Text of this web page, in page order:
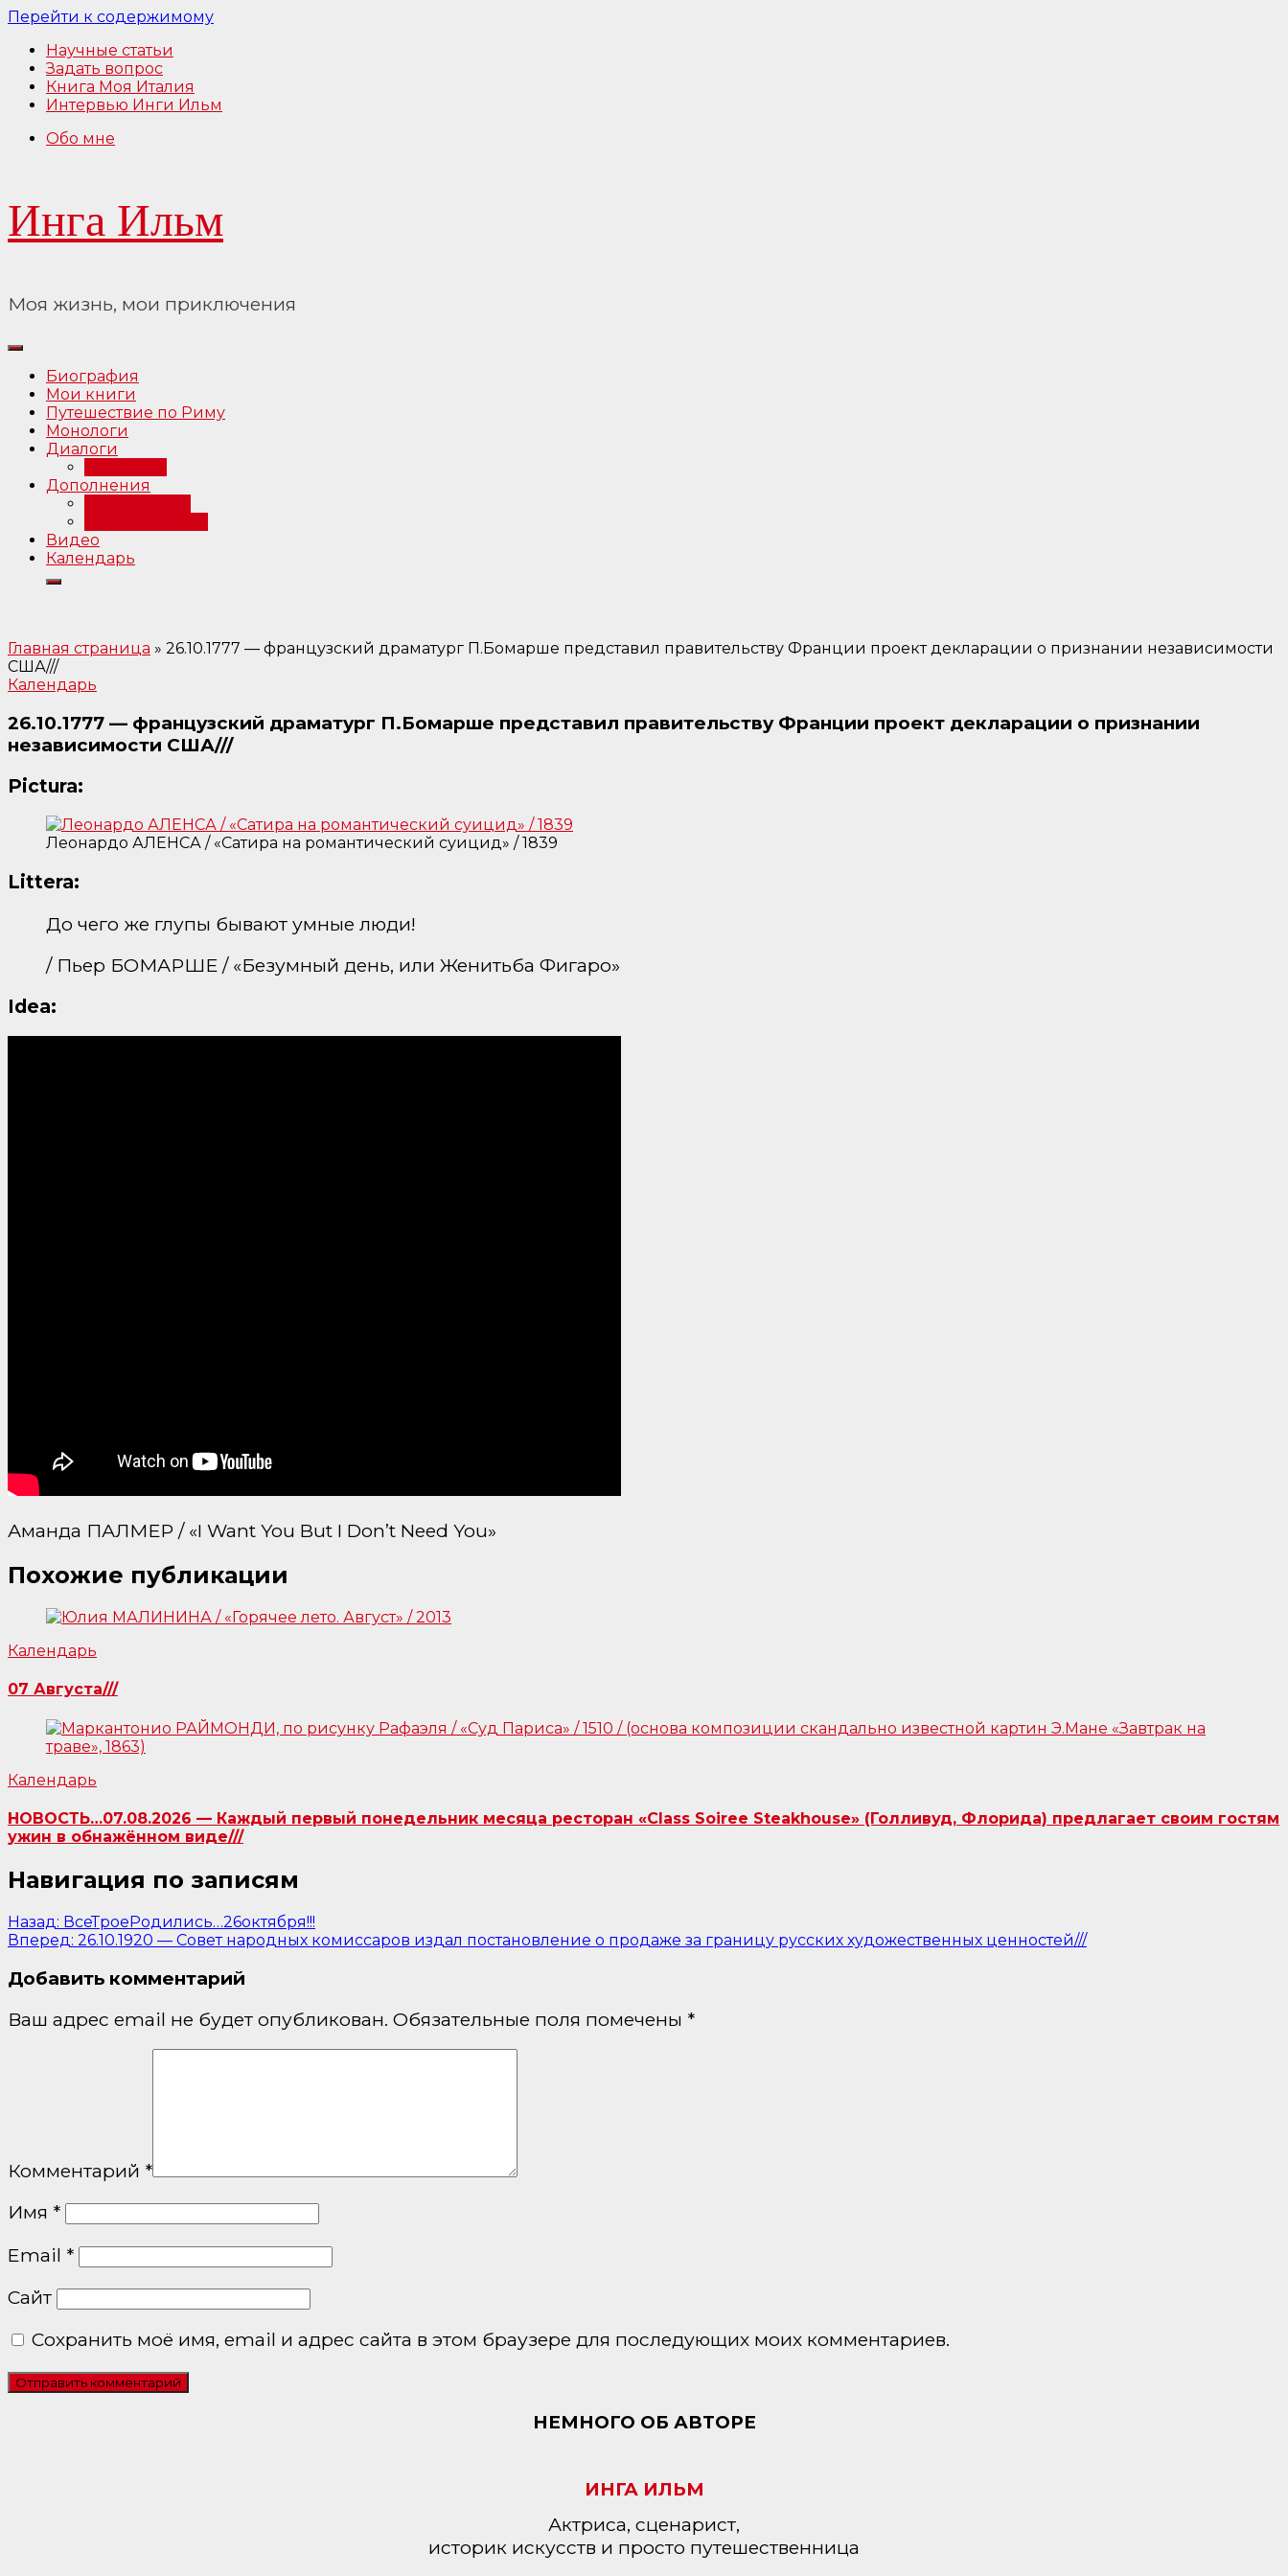
Перейти к содержимому
Научные статьи
Задать вопрос
Книга Моя Италия
Интервью Инги Ильм
Обо мне
Инга Ильм
Моя жизнь, мои приключения
Биография
Мои книги
Путешествие по Риму
Монологи
Диалоги
Дополнения
Видео
Календарь
Главная страница » 26.10.1777 — французский драматург П.Бомарше представил правительству Франции проект декларации о признании независимости
США///
Календарь
26.10.1777 — французский драматург П.Бомарше представил правительству Франции проект декларации о признании
независимости США///
Pictura:
Леонардо АЛЕНСА / «Сатира на романтический суицид» / 1839
Littera:
До чего же глупы бывают умные люди!
/ Пьер БОМАРШЕ / «Безумный день, или Женитьба Фигаро»
Idea:
Аманда ПАЛМЕР / «I Want You But I Don’t Need You»
Похожие публикации
Календарь
07 Августа///
Календарь
НОВОСТЬ…07.08.2026 — Каждый первый понедельник месяца ресторан «Class Soiree Steakhouse» (Голливуд, Флорида) предлагает своим гостям
ужин в обнажённом виде///
Навигация по записям
Назад: ВсеТроеРодились…26октября!!!
Вперед: 26.10.1920 — Совет народных комиссаров издал постановление о продаже за границу русских художественных ценностей///
Добавить комментарий
Ваш адрес email не будет опубликован. Обязательные поля помечены *
Комментарий *
Имя *
Email *
Сайт
Сохранить моё имя, email и адрес сайта в этом браузере для последующих моих комментариев.
НЕМНОГО ОБ АВТОРЕ
ИНГА ИЛЬМ
Актриса, сценарист,
историк искусств и просто путешественница